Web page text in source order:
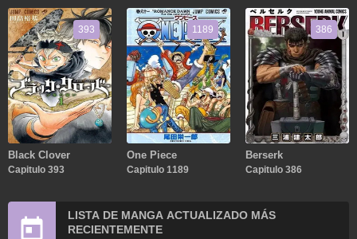
393
Black Clover
Capitulo 393
1189
One Piece
Capitulo 1189
386
Berserk
Capitulo 386
LISTA DE MANGA ACTUALIZADO MÁS
RECIENTEMENTE